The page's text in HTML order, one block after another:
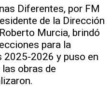
Diferentes, por FM
de la Dirección
Murcia, brindó
para la
2025-2026 y puso en
obras de